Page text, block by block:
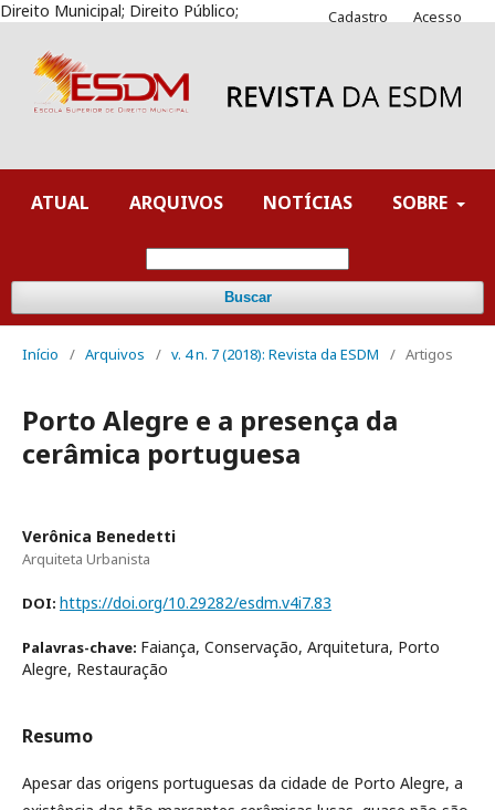
Direito Municipal; Direito Público;
ATUAL ARQUIVOS NOTÍCIAS SOBRE
Buscar
Cadastro Acesso
Início / Arquivos / v. 4 n. 7 (2018): Revista da ESDM / Artigos
Porto Alegre e a presença da
cerâmica portuguesa
Verônica Benedetti
Arquiteta Urbanista
DOI: https://doi.org/10.29282/esdm.v4i7.83
Palavras-chave: Faiança, Conservação, Arquitetura, Porto
Alegre, Restauração
Resumo
Apesar das origens portuguesas da cidade de Porto Alegre, a